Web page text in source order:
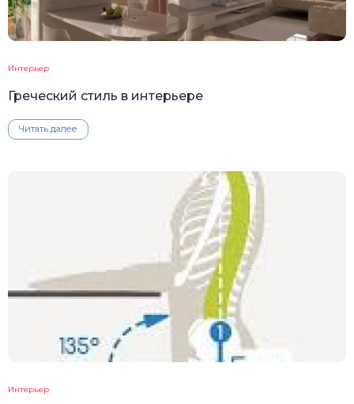
Интерьер
Греческий стиль в интерьере
Читать далее
Интерьер